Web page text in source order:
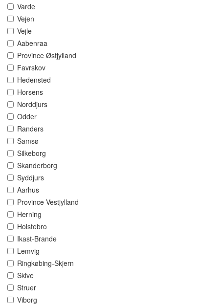
Varde
Vejen
Vejle
Aabenraa
Province Østjylland
Favrskov
Hedensted
Horsens
Norddjurs
Odder
Randers
Samsø
Silkeborg
Skanderborg
Syddjurs
Aarhus
Province Vestjylland
Herning
Holstebro
Ikast-Brande
Lemvig
Ringkøbing-Skjern
Skive
Struer
Viborg